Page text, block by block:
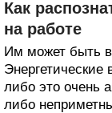
Как
на работе
Им может быть
либо это очень
либо